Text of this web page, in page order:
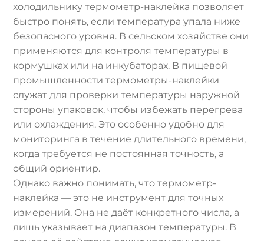
холодильнику термометр-наклейка позволяет
быстро понять, если температура упала ниже
безопасного уровня. В сельском хозяйстве они
применяются для контроля температуры в
кормушках или на инкубаторах. В пищевой
промышленности термометры-наклейки
служат для проверки температуры наружной
стороны упаковок, чтобы избежать перегрева
или охлаждения. Это особенно удобно для
мониторинга в течение длительного времени,
когда требуется не постоянная точность, а
общий ориентир.
Однако важно понимать, что термометр-
наклейка — это не инструмент для точных
измерений. Она не даёт конкретного числа, а
лишь указывает на диапазон температуры. В